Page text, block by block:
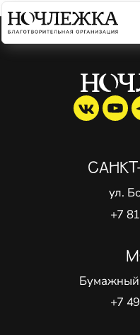
ул.
+7
Бумажный
+7